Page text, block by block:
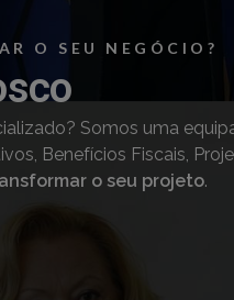
O SEU NEGÓCIO?
Somos uma
Benefícios Fiscais,
o seu projeto.